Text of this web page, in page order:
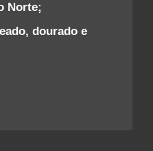
Norte;
dourado e